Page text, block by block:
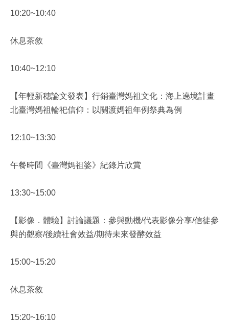
10:20~10:40
休息茶敘
10:40~12:10
【年輕新穗論文發表】行銷臺灣媽祖文化：海上遶境計畫
北臺灣媽祖輪祀信仰：以關渡媽祖年例祭典為例
12:10~13:30
午餐時間《臺灣媽祖婆》紀錄片欣賞
13:30~15:00
【影像．體驗】討論議題：參與動機/代表影像分享/信徒參
與的觀察/後續社會效益/期待未來發酵效益
15:00~15:20
休息茶敘
15:20~16:10